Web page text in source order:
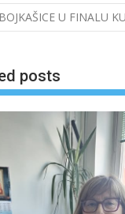
U FINALU
posts